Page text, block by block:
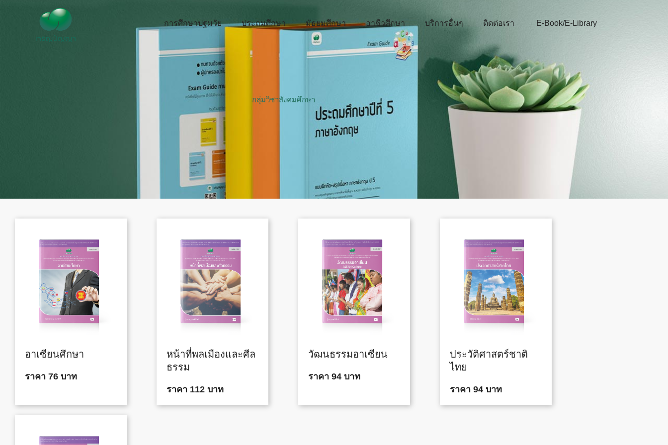
การศึกษาปฐมวัย ประถมศึกษา มัธยมศึกษา อาชีวศึกษา บริการอื่นๆ ติดต่อเรา E-Book/E-Library
กลุ่มวิชาสังคมศึกษา
อาเซียนศึกษา
ราคา 76 บาท
หน้าที่พลเมืองและศีล
ธรรม
ราคา 112 บาท
วัฒนธรรมอาเซียน
ราคา 94 บาท
ประวัติศาสตร์ชาติ
ไทย
ราคา 94 บาท